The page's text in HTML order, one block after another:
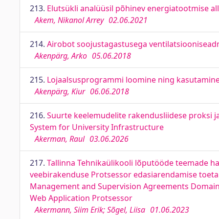
213. Elutsükli analüüsil põhinev energiatootmise
Akem, Nikanol Arrey 02.06.2021
214. Airobot soojustagastusega
Akenpärg, Arko 05.06.2018
215. Lojaalsusprogrammi loomine ning
Akenpärg, Kiur 06.06.2018
216. Suurte keelemudelite rakendusliidese proksi
System for University Infrastructure
Akerman, Raul 03.06.2026
217. Tallinna Tehnikaülikooli lõputööde teemade
veebirakenduse Protsessor edasiarendamise
Management and Supervision Agreements
Web Application Protsessor
Akermann, Siim Erik; Sõgel, Liisa 01.06.2023